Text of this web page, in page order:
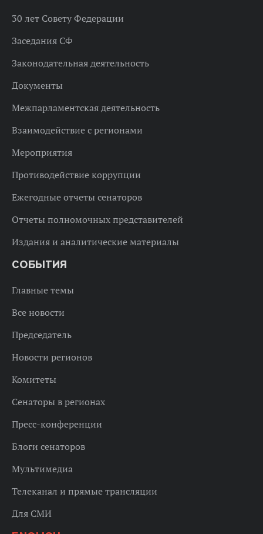
30 лет Совету Федерации
Заседания СФ
Законодательная деятельность
Документы
Межпарламентская деятельность
Взаимодействие с регионами
Мероприятия
Противодействие коррупции
Ежегодные отчеты сенаторов
Отчеты полномочных представителей
Издания и аналитические материалы
СОБЫТИЯ
Главные темы
Все новости
Председатель
Новости регионов
Комитеты
Сенаторы в регионах
Пресс-конференции
Блоги сенаторов
Мультимедиа
Телеканал и прямые трансляции
Для СМИ